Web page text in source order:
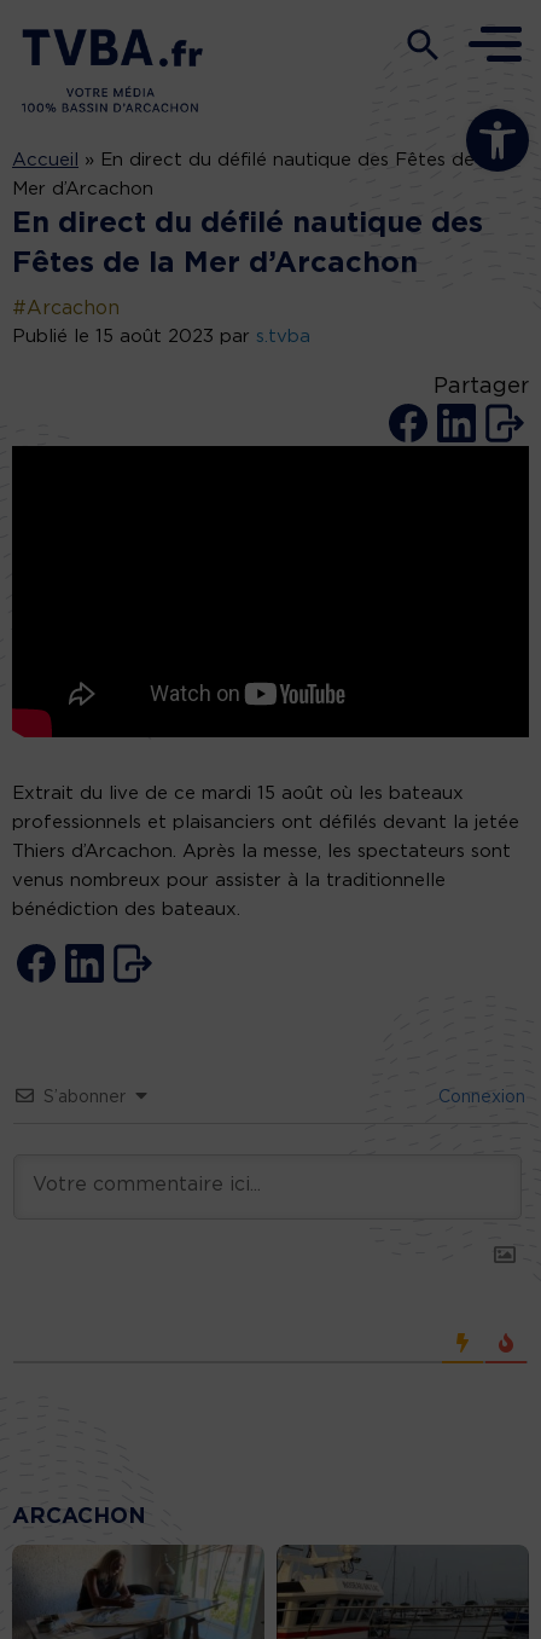
Ouvrir la
Accueil » En direct du défilé nautique des Fêtes de la
Mer d’Arcachon
En direct du défilé nautique des
Fêtes de la Mer d’Arcachon
#Arcachon
Publié le 15 août 2023 par s.tvba
Partager
Extrait du live de ce mardi 15 août où les bateaux
professionnels et plaisanciers ont défilés devant la jetée
Thiers d’Arcachon. Après la messe, les spectateurs sont
venus nombreux pour assister à la traditionnelle
bénédiction des bateaux.
S’abonner Connexion
ARCACHON